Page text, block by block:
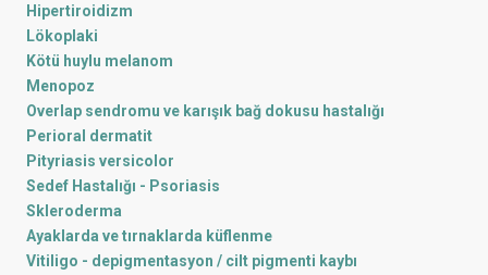
Hipertiroidizm
Lökoplaki
Kötü huylu melanom
Menopoz
Overlap sendromu ve karışık bağ dokusu hastalığı
Perioral dermatit
Pityriasis versicolor
Sedef Hastalığı - Psoriasis
Skleroderma
Ayaklarda ve tırnaklarda küflenme
Vitiligo - depigmentasyon / cilt pigmenti kaybı